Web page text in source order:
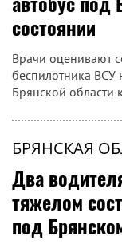
состоянии
Врачи оценивают
беспилотника ВСУ
Брянской области
БРЯНСКАЯ
Два
тяжелом
под